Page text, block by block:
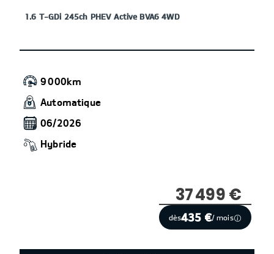
1.6 T-GDi 245ch PHEV Active BVA6 4WD
9 000km
Automatique
06/2026
Hybride
37 499 €
dès435 €/ mois